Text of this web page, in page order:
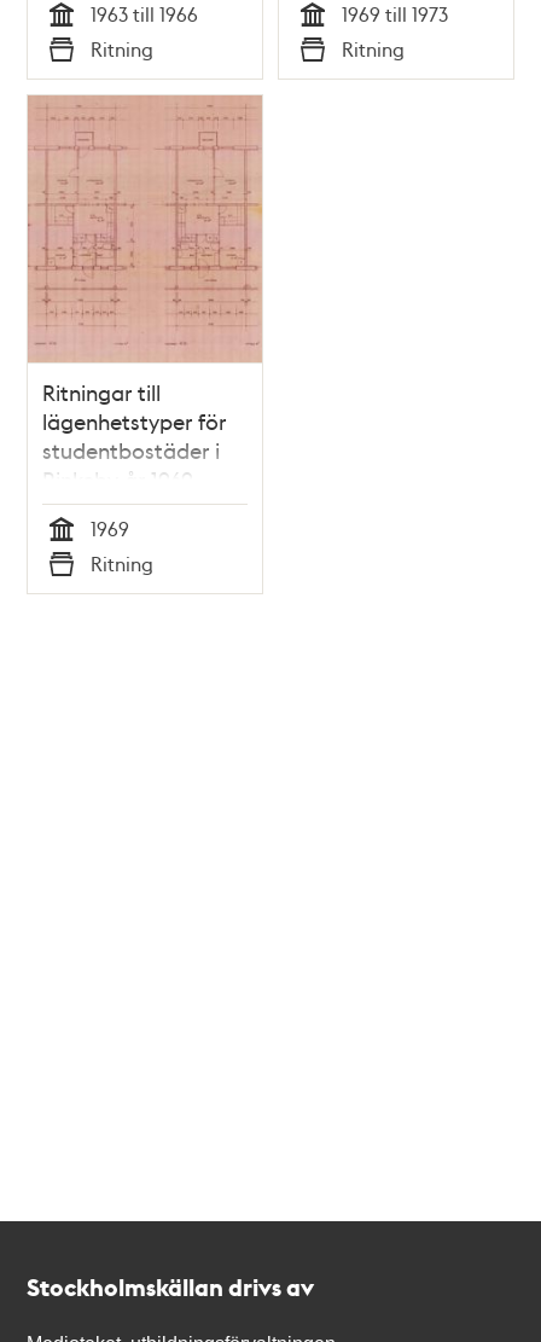
Tid
1963 till 1966
Typ
Ritning Tid
1969 till 1973
Typ
Ritning
Ritningar till
lägenhetstyper för
studentbostäder i
Rinkeby år 1969
Tid
1969
Typ
Ritning
Stockholmskällan drivs av